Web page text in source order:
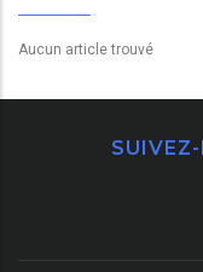
Aucun article trouvé